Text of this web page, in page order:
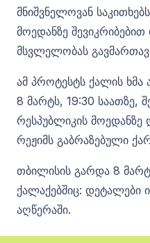
მნიშვნელოვან
მოედანზე
მსვლელობას
ამ პროტესტს ქალის ხმა
8 მარტს, 19:30 საათზე,
რესპუბლიკის
რეჟიმს გაბრაზებული
თბილისის გარდა 8
ქალაქებშიც: დეტალები
აღწერაში.